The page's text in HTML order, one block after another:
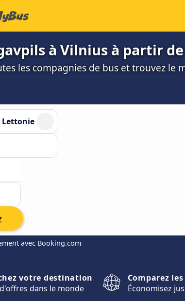
à Vilnius à partir de
les compagnies de bus et trouvez le
avec Booking.com
votre destination
dans le monde
Comparez
Économisez